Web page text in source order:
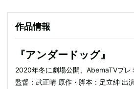
作品情報
『アンダードッグ』
2020年冬に劇場公開、AbemaTVプレ
監督：武正晴 原作・脚本：足立紳 出